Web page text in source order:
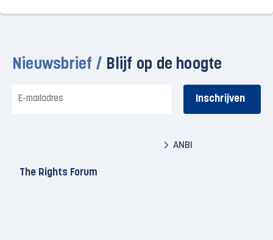
Nieuwsbrief / Blijf op de hoogte
mailadres
ANBI
The Rights Forum